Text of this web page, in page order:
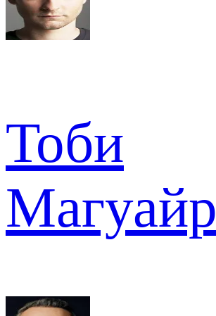
Тоби
Магуайр